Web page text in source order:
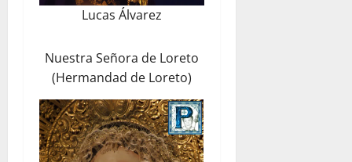
Lucas Álvarez
Nuestra Señora de Loreto
(Hermandad de Loreto)